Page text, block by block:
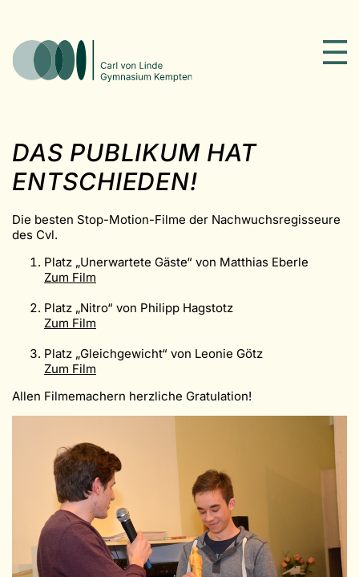
DAS PUBLIKUM HAT
ENTSCHIEDEN!
Die besten Stop-Motion-Filme der Nachwuchsregisseure
des Cvl.
Platz „Unerwartete Gäste“ von Matthias Eberle
Zum Film
Platz „Nitro“ von Philipp Hagstotz
Zum Film
Platz „Gleichgewicht“ von Leonie Götz
Zum Film
Allen Filmemachern herzliche Gratulation!